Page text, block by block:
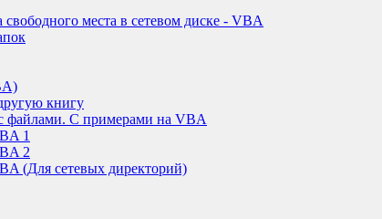
места в сетевом диске - VBA
книгу
файлами. С примерами на VBA
1
2
(Для сетевых директорий)